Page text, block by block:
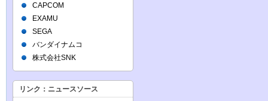
CAPCOM
EXAMU
SEGA
バンダイナムコ
株式会社SNK
リンク：ニュースソース